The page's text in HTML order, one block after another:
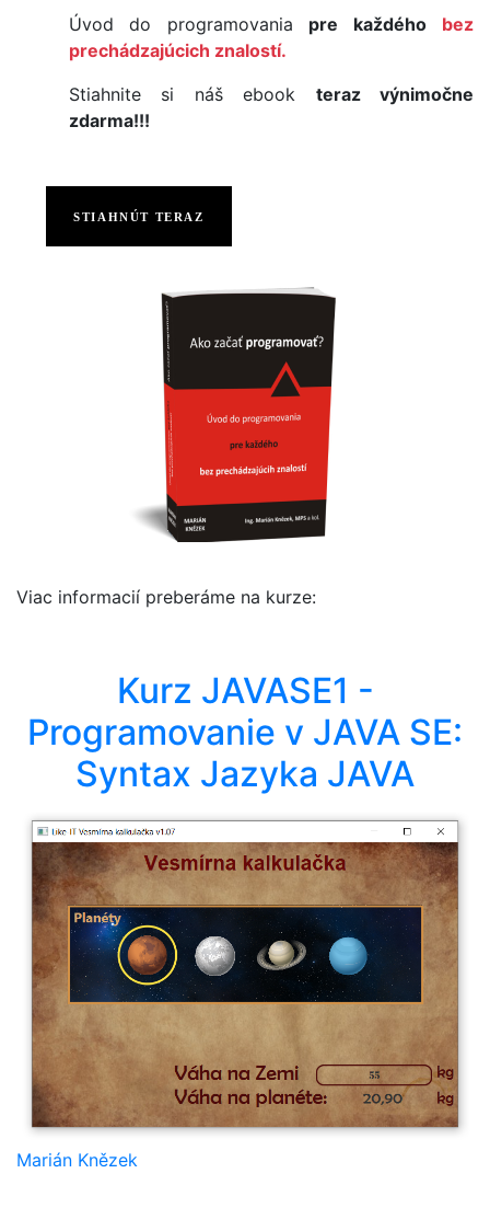
Úvod do programovania pre každého
bez
prechádzajúcich znalostí.
Stiahnite si náš ebook teraz výnimočne
zdarma!!!
STIAHNÚT TERAZ
Viac informacií preberáme na kurze:
Kurz JAVASE1 -
Programovanie v JAVA SE:
Syntax Jazyka JAVA
Marián Knězek